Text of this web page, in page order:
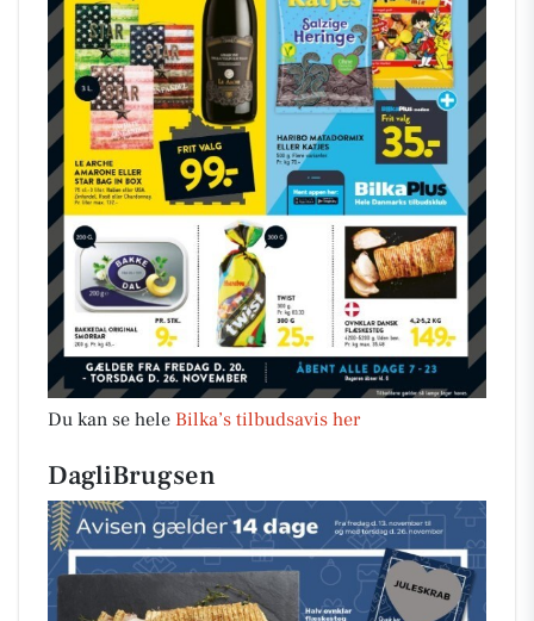
Du kan se hele Bilka’s tilbudsavis her
DagliBrugsen